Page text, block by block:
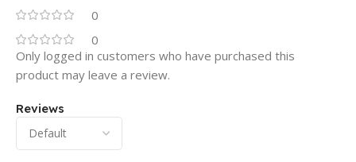
0
0
Reviews
Only logged in customers who have purchased this
product may leave a review.